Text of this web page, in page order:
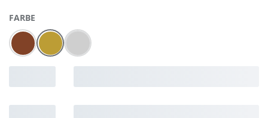
FARBE
Kupfer Gold Silber
(Diese Option ist zurzeit nicht verfügbar.)